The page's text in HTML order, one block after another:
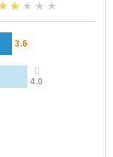
3.6
4.0